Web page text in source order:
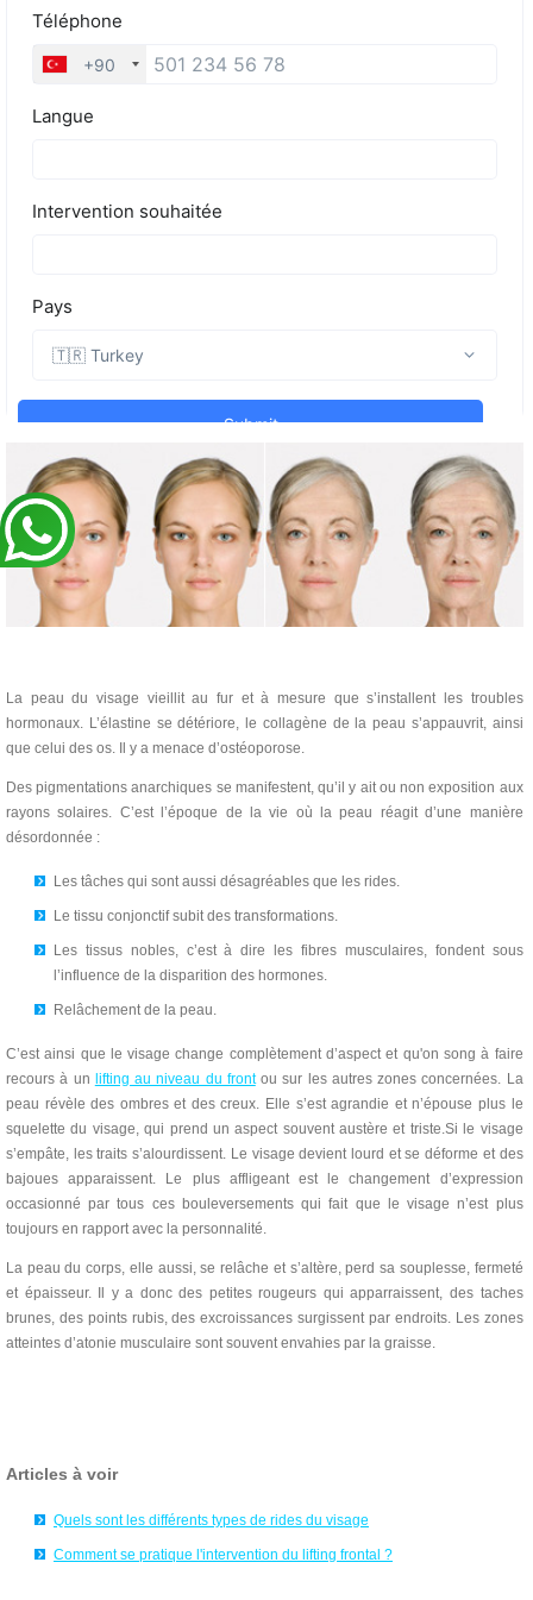
La peau du visage vieillit au fur et à mesure que s’installent les troubles
hormonaux. L’élastine se détériore, le collagène de la peau s’appauvrit, ainsi
que celui des os. Il y a menace d’ostéoporose.
Des pigmentations anarchiques se manifestent, qu’il y ait ou non exposition aux
rayons solaires. C’est l’époque de la vie où la peau réagit d’une manière
désordonnée :
Les tâches qui sont aussi désagréables que les rides.
Le tissu conjonctif subit des transformations.
Les tissus nobles, c’est à dire les fibres musculaires, fondent sous
l’influence de la disparition des hormones.
Relâchement de la peau.
C’est ainsi que le visage change complètement d’aspect et qu'on song à faire
recours à un lifting au niveau du frontou sur les autres zones concernées. La
peau révèle des ombres et des creux. Elle s’est agrandie et n’épouse plus le
squelette du visage, qui prend un aspect souvent austère et triste.Si le visage
s’empâte, les traits s’alourdissent. Le visage devient lourd et se déforme et des
bajoues apparaissent. Le plus affligeant est le changement d’expression
occasionné par tous ces bouleversements qui fait que le visage n’est plus
toujours en rapport avec la personnalité.
La peau du corps, elle aussi, se relâche et s’altère, perd sa souplesse, fermeté
et épaisseur. Il y a donc des petites rougeurs qui apparraissent, des taches
brunes, des points rubis, des excroissances surgissent par endroits. Les zones
atteintes d’atonie musculaire sont souvent envahies par la graisse.
Articles à voir
Quels sont les différents types de rides du visage
Comment se pratique l'intervention du lifting frontal ?